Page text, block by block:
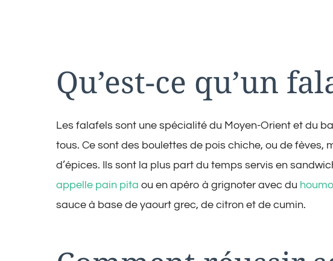
Qu’est-ce qu’un
Les falafels sont une spécialité du Moyen-Orient et du
tous. Ce sont des boulettes de pois chiche, ou de fèves,
d’épices. Ils sont la plus part du temps servis en
appelle pain pita ou en apéro à grignoter avec du
sauce à base de yaourt grec, de citron et de cumin.